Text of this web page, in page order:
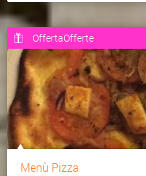
OffertaOfferte
Menù Pizza